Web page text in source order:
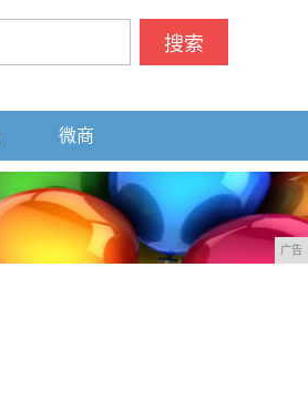
搜索
微商
广告